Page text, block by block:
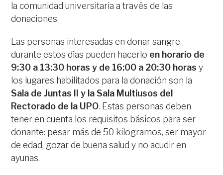
la comunidad universitaria a través de las
donaciones.
Las personas interesadas en donar sangre
durante estos días pueden hacerlo en horario de
9:30 a 13:30 horas y de 16:00 a 20:30 horas y
los lugares habilitados para la donación son la
Sala de Juntas II y la Sala Multiusos del
Rectorado de la UPO. Estas personas deben
tener en cuenta los requisitos básicos para ser
donante: pesar más de 50 kilogramos, ser mayor
de edad, gozar de buena salud y no acudir en
ayunas.